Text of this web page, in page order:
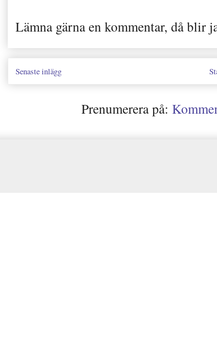
Lämna gärna en kommentar, då blir
Senaste inlägg
Prenumerera på: